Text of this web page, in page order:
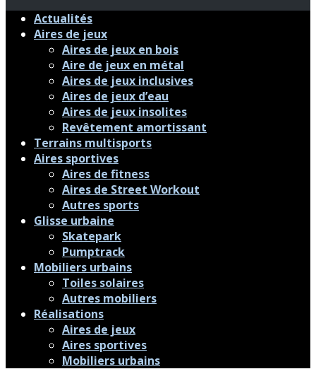
Actualités
Aires de jeux
Aires de jeux en bois
Aire de jeux en métal
Aires de jeux inclusives
Aires de jeux d’eau
Aires de jeux insolites
Revêtement amortissant
Terrains multisports
Aires sportives
Aires de fitness
Aires de Street Workout
Autres sports
Glisse urbaine
Skatepark
Pumptrack
Mobiliers urbains
Toiles solaires
Autres mobiliers
Réalisations
Aires de jeux
Aires sportives
Mobiliers urbains